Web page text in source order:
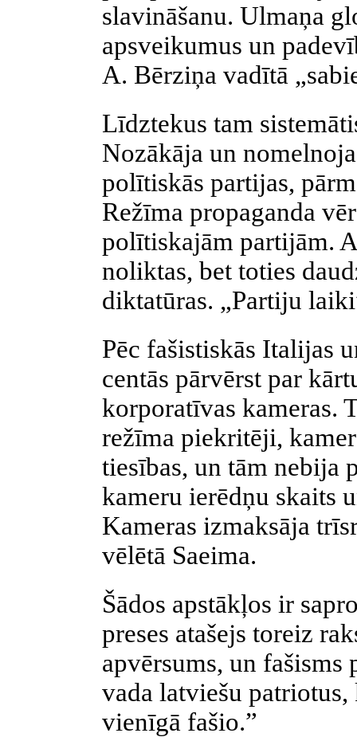
slavināšanu. Ulmaņa
apsveikumus un
A. Bērziņa vadītā
Līdztekus tam
Nozākāja un
polītiskās partijas,
Režīma propaganda
polītiskajām partijām.
noliktas, bet toties
diktatūras. „Partiju
Pēc fašistiskās Italijas
centās pārvērst par
korporatīvas kameras.
režīma piekritēji,
tiesības, un tām nebija
kameru ierēdņu skaits
Kameras izmaksāja
vēlētā Saeima.
Šādos apstākļos ir
preses atašejs toreiz
apvērsums, un fašisms
vada latviešu patriotus,
vienīgā fašio.”